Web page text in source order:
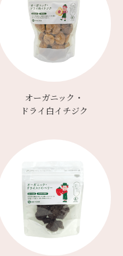
オーガニック・
ドライ白イチジク